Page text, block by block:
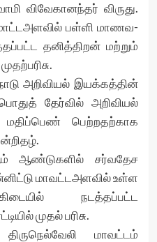
விவேகானந்தர் விருது.
பள்ளி மாணவ-
தனித்திறன் மற்றும்
அறிவியல் இயக்கத்தின்
தேர்வில் அறிவியல்
மதிப்பெண் பெற்றதற்காக
ஆண்டுகளில் சர்வதேச
மாவட்டஅளவில் உள்ள
நடத்தப்பட்ட
முதல் பரிசு.
மாவட்டம்